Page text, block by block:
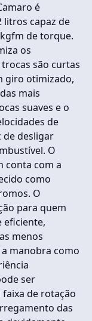
é
litros capaz de
de torque.
os
são curtas
giro otimizado,
mais
suaves e o
de
de desligar
O
conta com a
como
O
para quem
eficiente,
menos
manobra como
ser
de rotação
das